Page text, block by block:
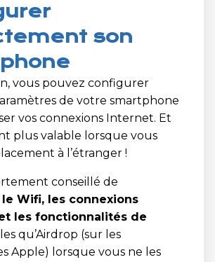
son
vous pouvez configurer
de votre smartphone
vos connexions Internet. Et
plus valable lorsque vous
à l’étranger !
conseillé de
Wifi, les connexions
les fonctionnalités de
qu’Airdrop (sur les
Apple) lorsque vous ne les